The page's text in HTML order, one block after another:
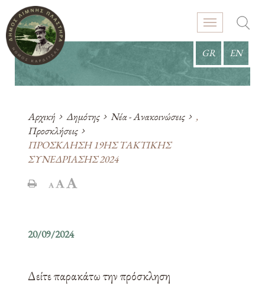
GR EN
Αρχική Δημότης Νέα - Ανακοινώσεις
,
Προσκλήσεις
ΠΡΟΣΚΛΗΣΗ 19ΗΣ ΤΑΚΤΙΚΗΣ
ΣΥΝΕΔΡΙΑΣΗΣ 2024
20/09/2024
Δείτε παρακάτω την πρόσκληση